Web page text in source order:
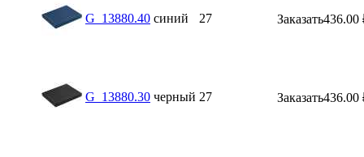
G_13880.40 синий 27 Заказать436.00
G_13880.30 черный 27 Заказать436.00